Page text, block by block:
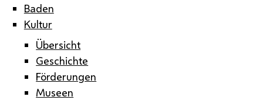
Baden
Kultur
Übersicht
Geschichte
Förderungen
Museen